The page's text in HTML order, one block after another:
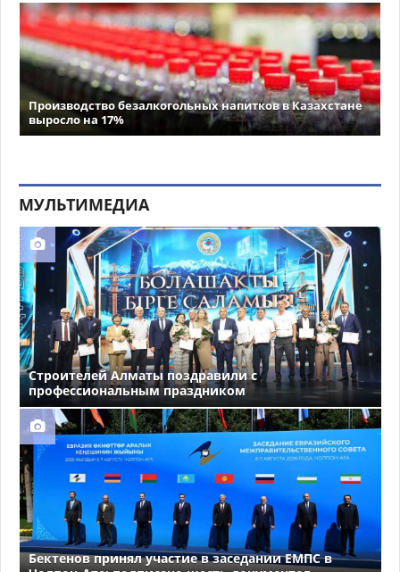
Производство безалкогольных напитков в Казахстане
выросло на 17%
МУЛЬТИМЕДИА
Строителей Алматы поздравили с
профессиональным праздником
Бектенов принял участие в заседании ЕМПС в